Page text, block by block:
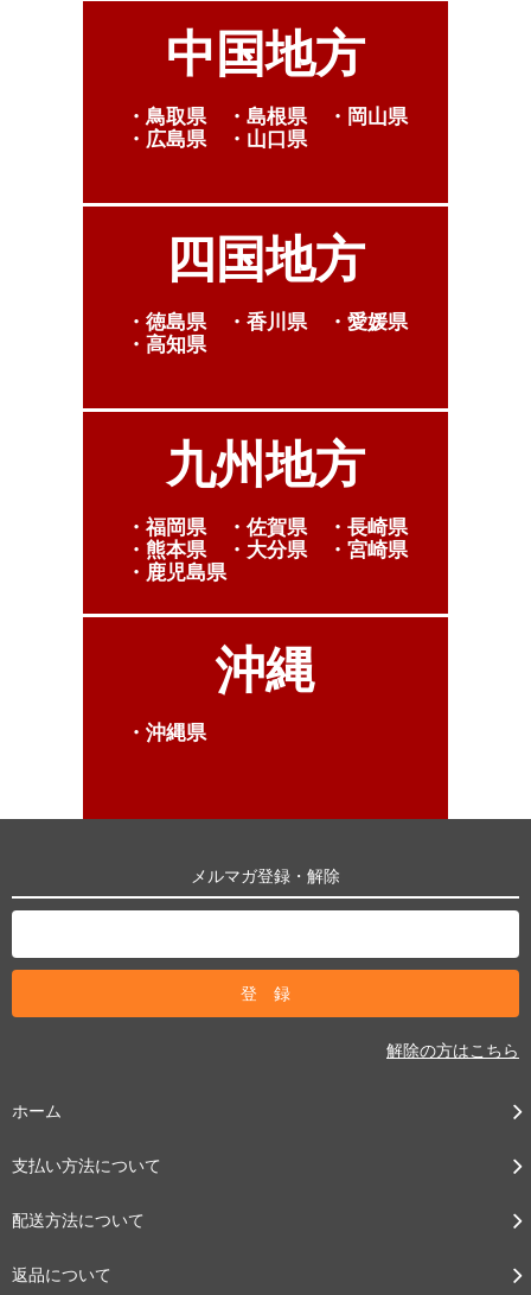
中国地方
・鳥取県 ・島根県 ・岡山県
・広島県 ・山口県
四国地方
・徳島県 ・香川県 ・愛媛県
・高知県
九州地方
・福岡県 ・佐賀県 ・長崎県
・熊本県 ・大分県 ・宮崎県
・鹿児島県
沖縄
・沖縄県
メルマガ登録・解除
解除の方はこちら
ホーム
支払い方法について
配送方法について
返品について